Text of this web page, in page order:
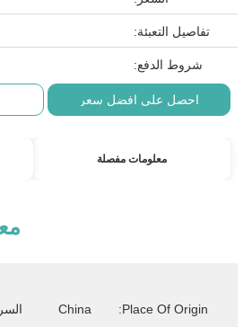
تفاصيل التعبئة:
شروط الدفع:
احصل على افضل سعر
معلومات مفصلة
Place Of Origin:
China